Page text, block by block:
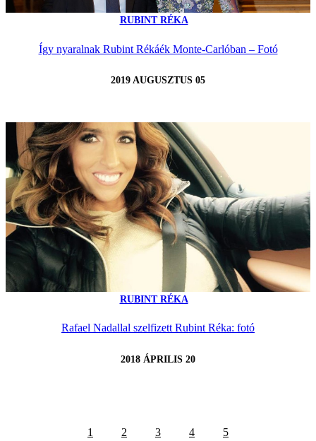
RUBINT RÉKA
Így nyaralnak Rubint Rékáék Monte-Carlóban – Fotó
2019 AUGUSZTUS 05
RUBINT RÉKA
Rafael Nadallal szelfizett Rubint Réka: fotó
2018 ÁPRILIS 20
1 2 3 4 5